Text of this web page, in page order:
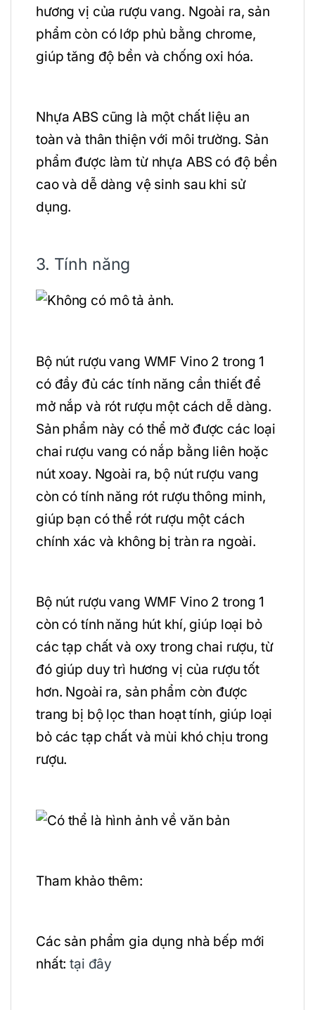
hương vị của rượu vang. Ngoài ra, sản
phẩm còn có lớp phủ bằng chrome,
giúp tăng độ bền và chống oxi hóa.
Nhựa ABS cũng là một chất liệu an
toàn và thân thiện với môi trường. Sản
phẩm được làm từ nhựa ABS có độ bền
cao và dễ dàng vệ sinh sau khi sử
dụng.
3. Tính năng
Bộ nút rượu vang WMF Vino 2 trong 1
có đầy đủ các tính năng cần thiết để
mở nắp và rót rượu một cách dễ dàng.
Sản phẩm này có thể mở được các loại
chai rượu vang có nắp bằng liên hoặc
nút xoay. Ngoài ra, bộ nút rượu vang
còn có tính năng rót rượu thông minh,
giúp bạn có thể rót rượu một cách
chính xác và không bị tràn ra ngoài.
Bộ nút rượu vang WMF Vino 2 trong 1
còn có tính năng hút khí, giúp loại bỏ
các tạp chất và oxy trong chai rượu, từ
đó giúp duy trì hương vị của rượu tốt
hơn. Ngoài ra, sản phẩm còn được
trang bị bộ lọc than hoạt tính, giúp loại
bỏ các tạp chất và mùi khó chịu trong
rượu.
Tham khảo thêm:
Các sản phẩm gia dụng nhà bếp mới
nhất:tại đây